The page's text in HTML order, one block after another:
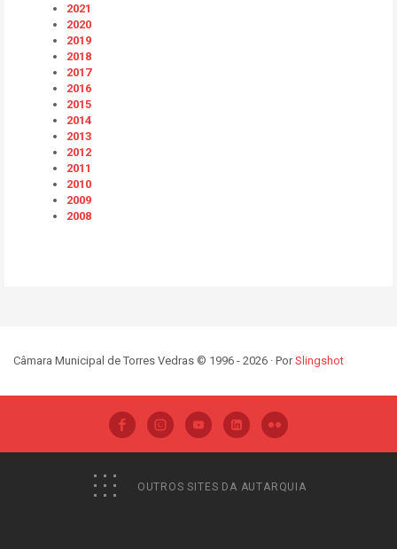
2021
2020
2019
2018
2017
2016
2015
2014
2013
2012
2011
2010
2009
2008
Câmara Municipal de Torres Vedras © 1996 - 2026 · PorSlingshot
OUTROS SITES DA AUTARQUIA